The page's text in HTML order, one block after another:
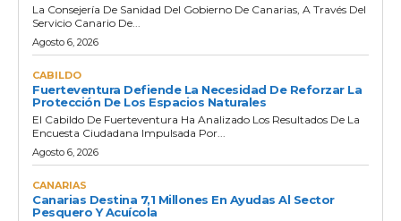
La Consejería De Sanidad Del Gobierno De Canarias, A Través Del
Servicio Canario De...
Agosto 6, 2026
CABILDO
Fuerteventura Defiende La Necesidad De Reforzar La
Protección De Los Espacios Naturales
El Cabildo De Fuerteventura Ha Analizado Los Resultados De La
Encuesta Ciudadana Impulsada Por...
Agosto 6, 2026
CANARIAS
Canarias Destina 7,1 Millones En Ayudas Al Sector
Pesquero Y Acuícola